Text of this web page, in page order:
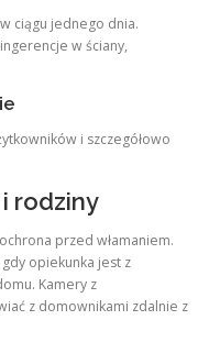
ciągu jednego dnia.
w ściany,
i szczegółowo
rodziny
przed włamaniem.
opiekunka jest z
Kamery z
z domownikami zdalnie z